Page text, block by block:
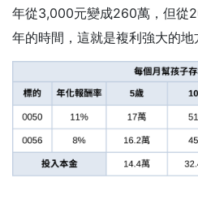
年從3,000元變成260萬，但從
年的時間，這就是複利強大的地